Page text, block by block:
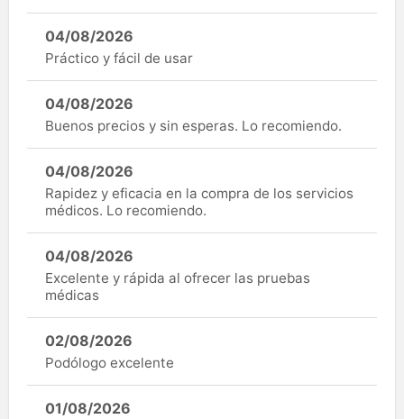
04/08/2026
Práctico y fácil de usar
04/08/2026
Buenos precios y sin esperas. Lo recomiendo.
04/08/2026
Rapidez y eficacia en la compra de los servicios
médicos. Lo recomiendo.
04/08/2026
Excelente y rápida al ofrecer las pruebas
médicas
02/08/2026
Podólogo excelente
01/08/2026